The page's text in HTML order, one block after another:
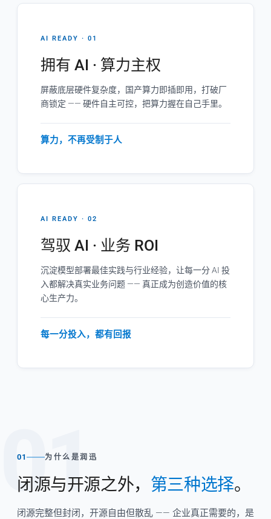
AI READY · 01
拥有 AI · 算力主权
屏蔽底层硬件复杂度，国产算力即插即用，打破厂
商锁定 —— 硬件自主可控，把算力握在自己手里。
算力，不再受制于人
AI READY · 02
驾驭 AI · 业务 ROI
沉淀模型部署最佳实践与行业经验，让每一分 AI 投
入都解决真实业务问题 —— 真正成为创造价值的核
心生产力。
每一分投入，都有回报
01
01 为什么是润迅
闭源与开源之外， 第三种选择。
闭源完整但封闭，开源自由但散乱 —— 企业真正需要的，是